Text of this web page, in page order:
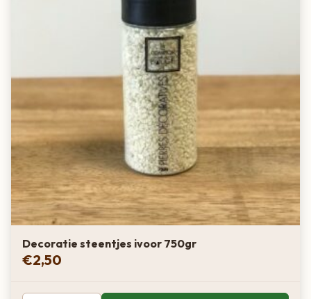
Decoratie steentjes ivoor 750gr
€2,50